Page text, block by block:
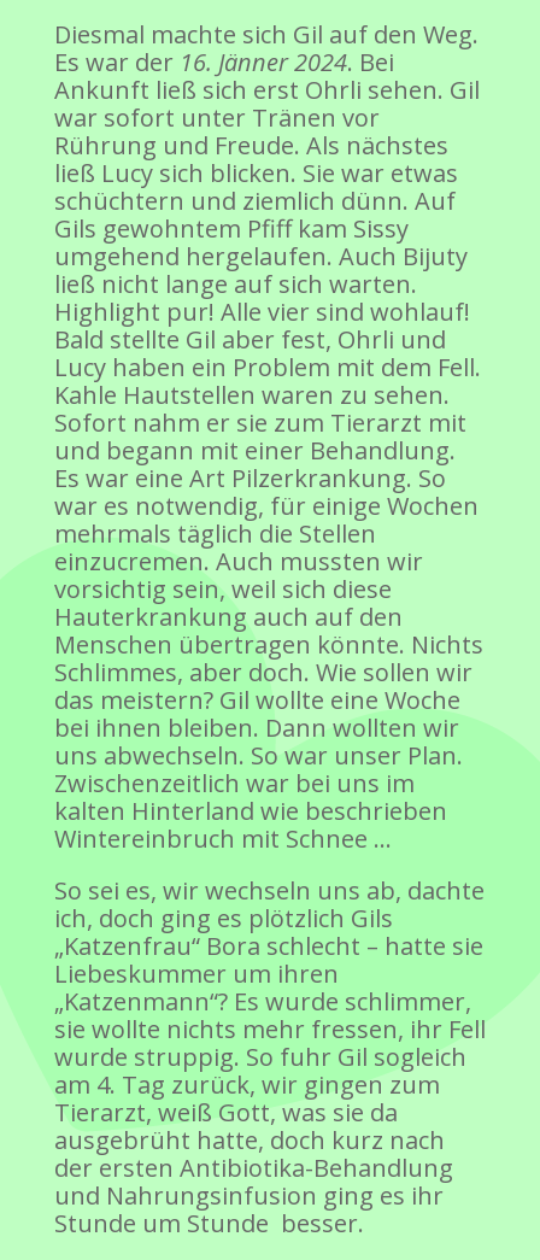
Diesmal machte sich Gil auf den Weg.
Es war der 16. Jänner 2024. Bei
Ankunft ließ sich erst Ohrli sehen. Gil
war sofort unter Tränen vor
Rührung und Freude. Als nächstes
ließ Lucy sich blicken. Sie war etwas
schüchtern und ziemlich dünn. Auf
Gils gewohntem Pfiff kam Sissy
umgehend hergelaufen. Auch Bijuty
ließ nicht lange auf sich warten.
Highlight pur! Alle vier sind wohlauf!
Bald stellte Gil aber fest, Ohrli und
Lucy haben ein Problem mit dem Fell.
Kahle Hautstellen waren zu sehen.
Sofort nahm er sie zum Tierarzt mit
und begann mit einer Behandlung.
Es war eine Art Pilzerkrankung. So
war es notwendig, für einige Wochen
mehrmals täglich die Stellen
einzucremen. Auch mussten wir
vorsichtig sein, weil sich diese
Hauterkrankung auch auf den
Menschen übertragen könnte. Nichts
Schlimmes, aber doch. Wie sollen wir
das meistern? Gil wollte eine Woche
bei ihnen bleiben. Dann wollten wir
uns abwechseln. So war unser Plan.
Zwischenzeitlich war bei uns im
kalten Hinterland wie beschrieben
Wintereinbruch mit Schnee …
So sei es, wir wechseln uns ab, dachte
ich, doch ging es plötzlich Gils
„Katzenfrau“ Bora schlecht – hatte sie
Liebeskummer um ihren
„Katzenmann“? Es wurde schlimmer,
sie wollte nichts mehr fressen, ihr Fell
wurde struppig. So fuhr Gil sogleich
am 4. Tag zurück, wir gingen zum
Tierarzt, weiß Gott, was sie da
ausgebrüht hatte, doch kurz nach
der ersten Antibiotika-Behandlung
und Nahrungsinfusion ging es ihr
Stunde um Stunde besser.